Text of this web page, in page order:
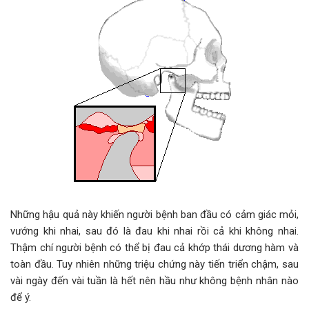
Những hậu quả này khiến người bệnh ban đầu có cảm giác mỏi,
vướng khi nhai, sau đó là đau khi nhai rồi cả khi không nhai.
Thậm chí người bệnh có thể bị đau cả khớp thái dương hàm và
toàn đầu. Tuy nhiên những triệu chứng này tiến triển chậm, sau
vài ngày đến vài tuần là hết nên hầu như không bệnh nhân nào
để ý.